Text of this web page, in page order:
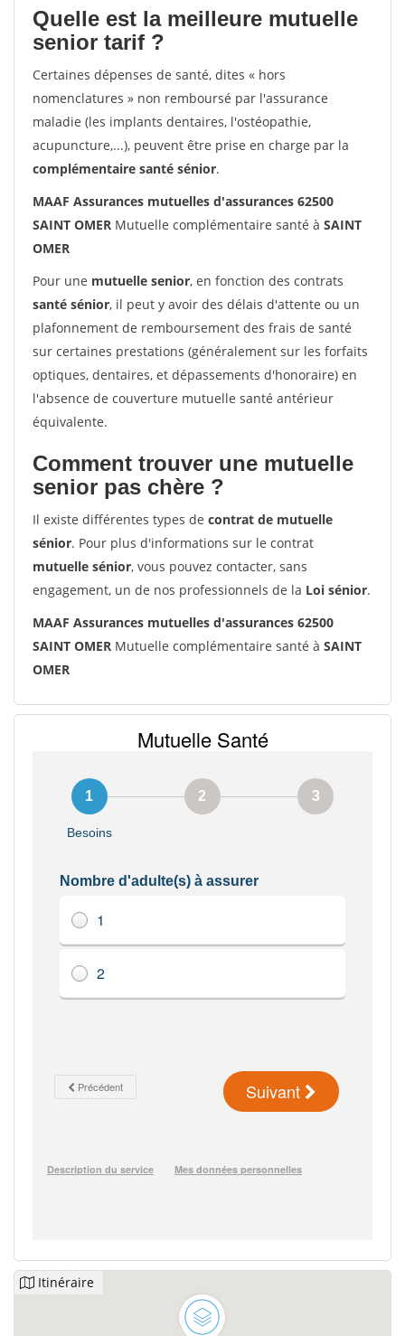
Quelle est la meilleure mutuelle
senior tarif ?
Certaines dépenses de santé, dites « hors
nomenclatures » non remboursé par l'assurance
maladie (les implants dentaires, l'ostéopathie,
acupuncture,...), peuvent être prise en charge par la
complémentaire santé sénior.
MAAF Assurances mutuelles d'assurances 62500
SAINT OMER Mutuelle complémentaire santé à SAINT
OMER
Pour une mutuelle senior, en fonction des contrats
santé sénior, il peut y avoir des délais d'attente ou un
plafonnement de remboursement des frais de santé
sur certaines prestations (généralement sur les forfaits
optiques, dentaires, et dépassements d'honoraire) en
l'absence de couverture mutuelle santé antérieur
équivalente.
Comment trouver une mutuelle
senior pas chère ?
Il existe différentes types de contrat de mutuelle
sénior. Pour plus d'informations sur le contrat
mutuelle sénior, vous pouvez contacter, sans
engagement, un de nos professionnels de la Loi sénior.
MAAF Assurances mutuelles d'assurances 62500
SAINT OMER Mutuelle complémentaire santé à SAINT
OMER
Itinéraire